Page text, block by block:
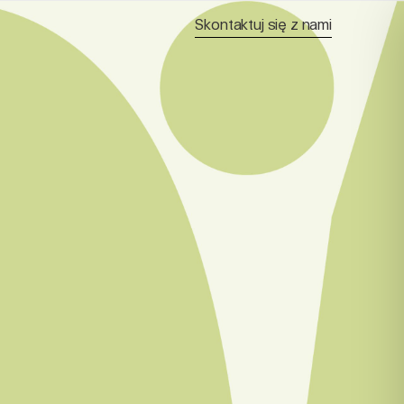
Skontaktuj się z nami